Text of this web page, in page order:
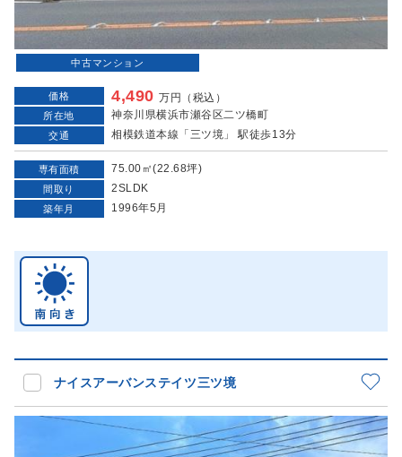
中古マンション
価格 4,490万円（税込）
所在地 神奈川県横浜市瀬谷区二ツ橋町
交通 相模鉄道本線「三ツ境」 駅徒歩13分
専有面積 75.00㎡(22.68坪)
間取り 2SLDK
築年月 1996年5月
ナイスアーバンステイツ三ツ境